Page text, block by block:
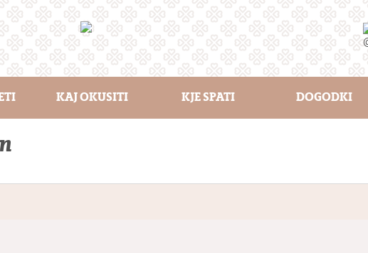
KAJ OKUSITI KJE SPATI DOGODKI